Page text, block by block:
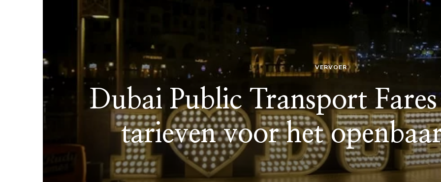
VERVOER
Dubai Public Transport
tarieven voor het